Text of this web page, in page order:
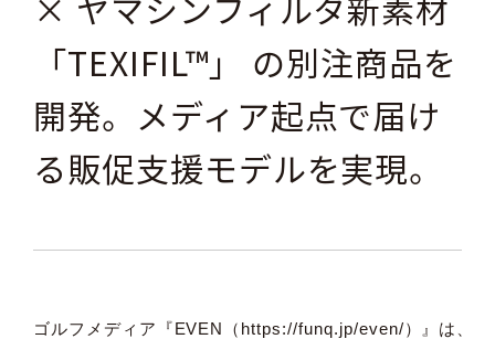
「TEXIFIL™」 の別注商品を
開発。メディア起点で届け
る販促支援モデルを実現。
ゴルフメディア『EVEN（ https://funq.jp/even/）』は、